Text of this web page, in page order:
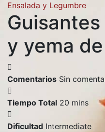
Ensalada y Legumbre
y yema
Comentarios Sin
Tiempo Total 20 mins
Dificultad Intermediate